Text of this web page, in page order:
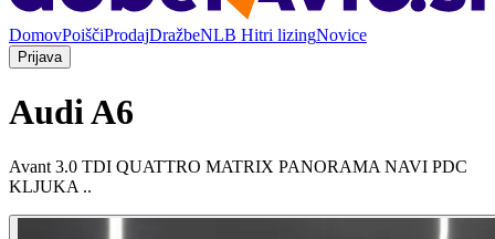
DomovPoiščiProdajDražbeNLB Hitri lizingNovice
Prijava
Audi A6
Avant 3.0 TDI QUATTRO MATRIX PANORAMA NAVI PDC
KLJUKA ..